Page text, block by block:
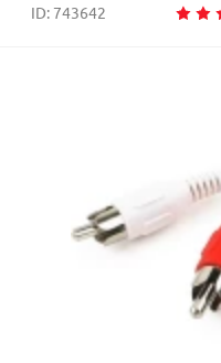
ID: 743642